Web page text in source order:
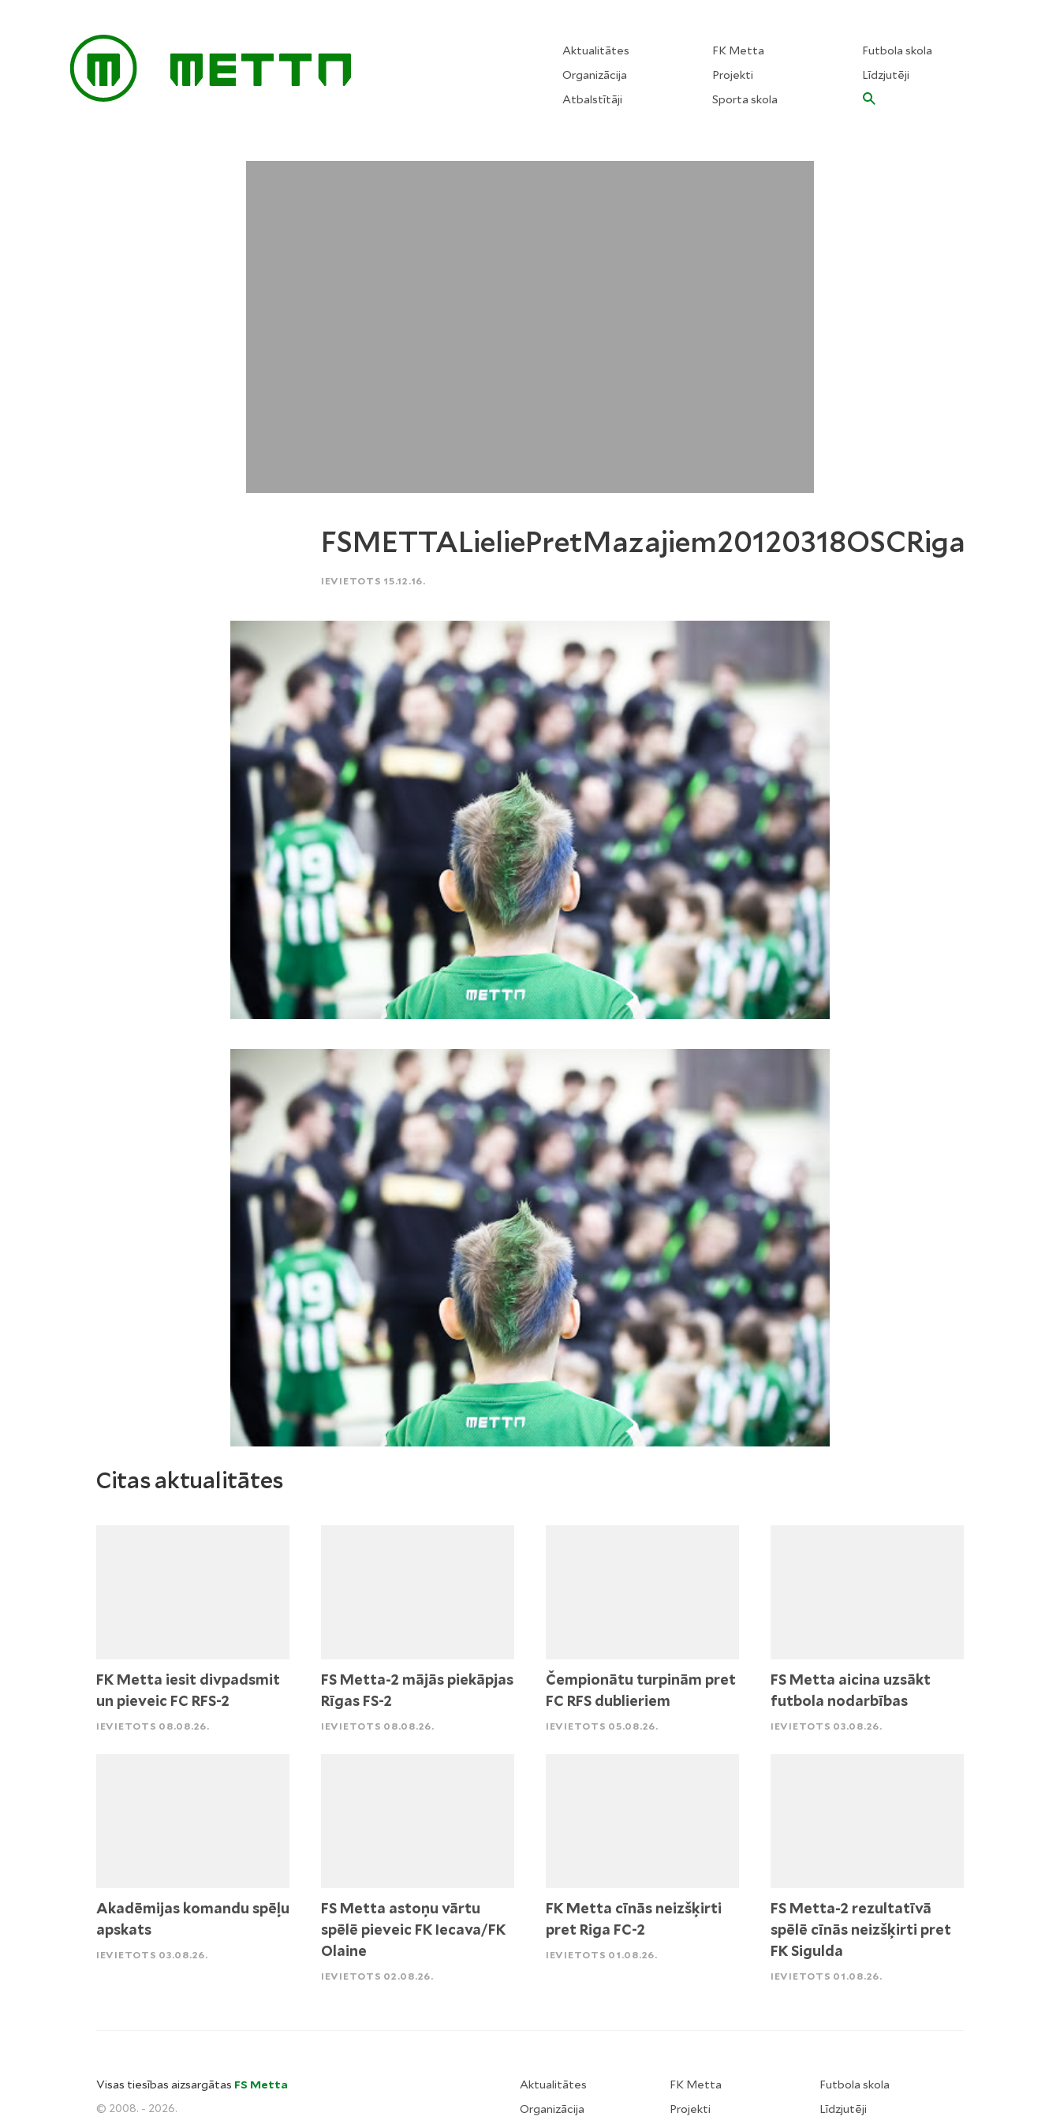
Aktualitātes
Organizācija
Atbalstītāji
FK Metta
Projekti
Sporta skola
Futbola skola
Līdzjutēji
FSMETTALieliePretMazajiem20120318OSCRiga
IEVIETOTS 15.12.16.
Citas aktualitātes
FK Metta iesit divpadsmit
un pieveic FC RFS-2
IEVIETOTS 08.08.26.
FS Metta-2 mājās piekāpjas
Rīgas FS-2
IEVIETOTS 08.08.26.
Čempionātu turpinām pret
FC RFS dublieriem
IEVIETOTS 05.08.26.
FS Metta aicina uzsākt
futbola nodarbības
IEVIETOTS 03.08.26.
Akadēmijas komandu spēļu
apskats
IEVIETOTS 03.08.26.
FS Metta astoņu vārtu
spēlē pieveic FK Iecava/FK
Olaine
IEVIETOTS 02.08.26.
FK Metta cīnās neizšķirti
pret Riga FC-2
IEVIETOTS 01.08.26.
FS Metta-2 rezultatīvā
spēlē cīnās neizšķirti pret
FK Sigulda
IEVIETOTS 01.08.26.
Visas tiesības aizsargātas FS Metta
© 2008. - 2026.
Aktualitātes
Organizācija
FK Metta
Projekti
Futbola skola
Līdzjutēji